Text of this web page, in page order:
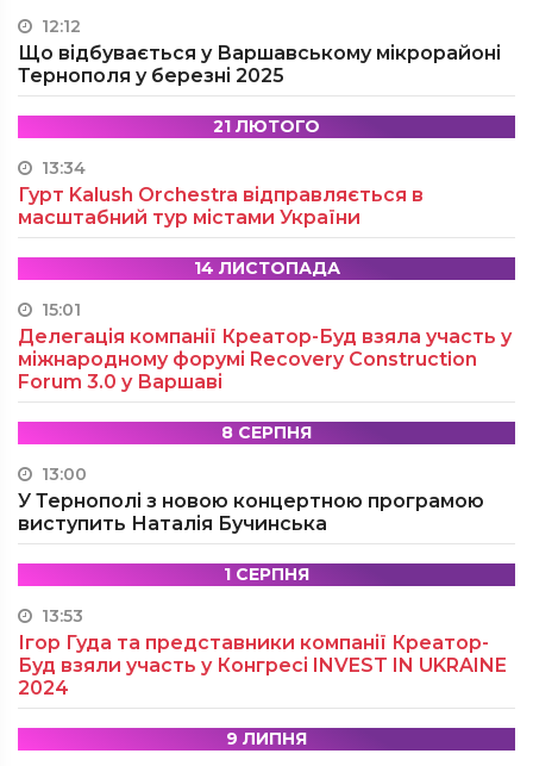
12:12
Що відбувається у Варшавському мікрорайоні
Тернополя у березні 2025
21 ЛЮТОГО
13:34
Гурт Kalush Orchestra відправляється в
масштабний тур містами України
14 ЛИСТОПАДА
15:01
Делегація компанії Креатор-Буд взяла участь у
міжнародному форумі Recovery Construction
Forum 3.0 у Варшаві
8 СЕРПНЯ
13:00
У Тернополі з новою концертною програмою
виступить Наталія Бучинська
1 СЕРПНЯ
13:53
Ігор Гуда та представники компанії Креатор-
Буд взяли участь у Конгресі INVEST IN UKRAINE
2024
9 ЛИПНЯ